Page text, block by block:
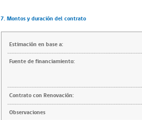
7. Montos y duración del contrato
Estimación en base a:
Fuente de financiamiento:
Contrato con Renovación:
Observaciones